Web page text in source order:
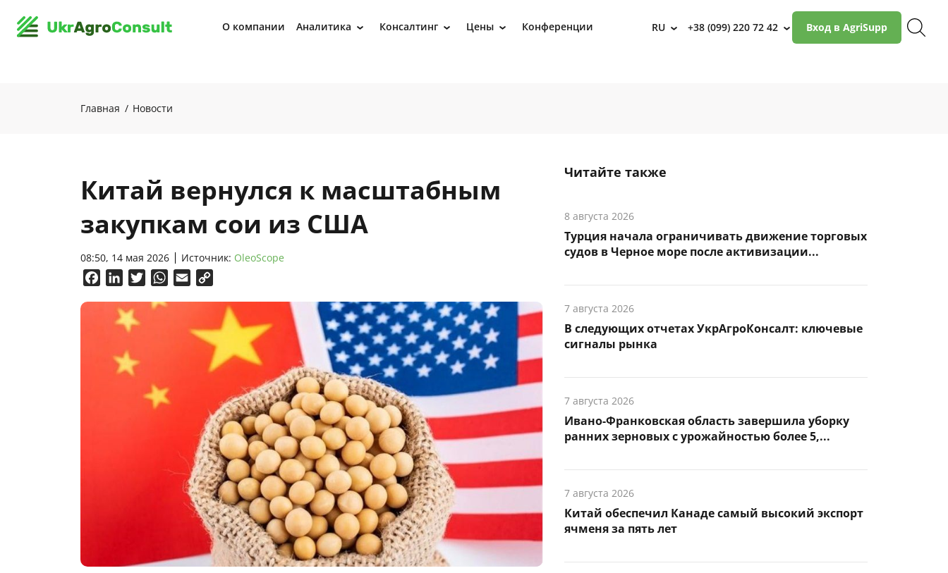
О компании Аналитика › Консалтинг › Цены › Конференции RU › +38 (099) 220 72 42 › Вход в AgriSupp
Главная Новости
Китай вернулся к масштабным
закупкам сои из США
08:50, 14 мая 2026 Источник: OleoScope
FacebookLinkedInTwitterWhatsApp
Email
Читайте также
8 августа 2026
Турция начала ограничивать движение торговых
судов в Черное море после активизации...
7 августа 2026
В следующих отчетах УкрАгроКонсалт: ключевые
сигналы рынка
7 августа 2026
Ивано-Франковская область завершила уборку
ранних зерновых с урожайностью более 5,...
7 августа 2026
Китай обеспечил Канаде самый высокий экспорт
ячменя за пять лет